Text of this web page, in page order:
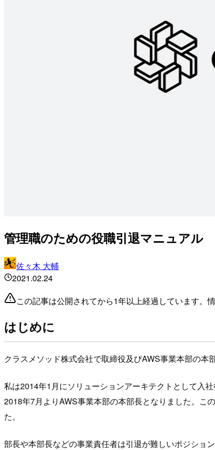
管理職のための役職引退マニュアル
佐々木 大輔
2021.02.24
この記事は公開されてから1年以上経過しています。
はじめに
クラスメソッド株式会社で取締役及びAWS事業本部の本
私は2014年1月にソリューションアーキテクトとして入
2018年7月よりAWS事業本部の本部長となりました。こ
た。
部長や本部長などの事業責任者は引退が難しいポジショ